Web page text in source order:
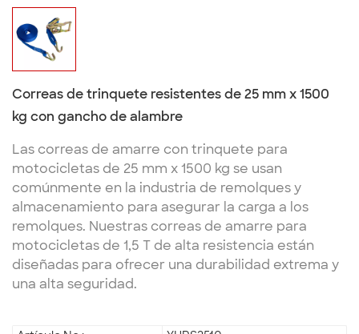
Correas de trinquete resistentes de 25 mm x 1500
kg con gancho de alambre
Las correas de amarre con trinquete para
motocicletas de 25 mm x 1500 kg se usan
comúnmente en la industria de remolques y
almacenamiento para asegurar la carga a los
remolques. Nuestras correas de amarre para
motocicletas de 1,5 T de alta resistencia están
diseñadas para ofrecer una durabilidad extrema y
una alta seguridad.